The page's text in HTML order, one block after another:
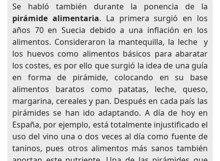
Se habló también durante la ponencia de la
pirámide alimentaria. La primera surgió en los
años 70 en Suecia debido a una inflación en los
alimentos. Consideraron la mantequilla, la leche y
los huevos como alimentos básicos para abaratar
los costes, es por ello que surgió la idea de una guía
en forma de pirámide, colocando en su base
alimentos baratos como patatas, leche, queso,
margarina, cereales y pan. Después en cada país las
pirámides se han ido adaptando. A día de hoy en
España, por ejemplo, está totalmente injustificado el
uso del vino una o dos veces al día como fuente de
taninos, pues otros alimentos más sanos también